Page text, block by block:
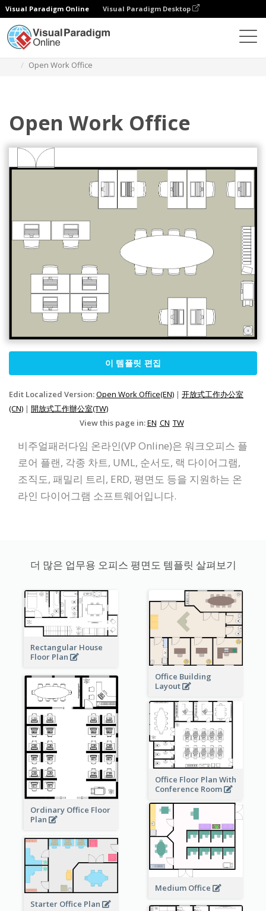
Visual Paradigm Online Visual Paradigm Desktop
Open Work Office
Open Work Office
이 템플릿 편집
Edit Localized Version:Open Work Office(EN) | 开放式工作办公室
(CN) | 開放式工作辦公室(TW)
View this page in:EN CN TW
비주얼패러다임 온라인(VP Online)은 워크오피스 플
로어 플랜, 각종 차트, UML, 순서도, 랙 다이어그램,
조직도, 패밀리 트리, ERD, 평면도 등을 지원하는 온
라인 다이어그램 소프트웨어입니다.
더 많은 업무용 오피스 평면도 템플릿 살펴보기
Rectangular House
Floor Plan
Office Building
Layout
Ordinary Office Floor
Plan
Office Floor Plan With
Conference Room
Medium Office
Starter Office Plan